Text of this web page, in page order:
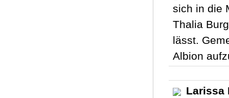
sich in die
Thalia
lässt.
Albion
Larissa